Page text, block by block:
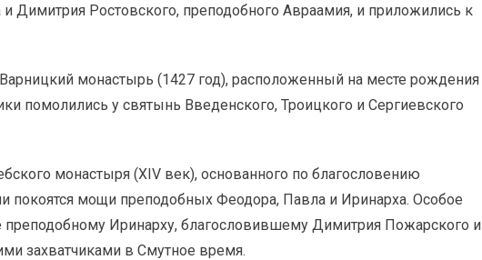
Димитрия Ростовского, преподобного Авраамия, и приложились к
монастырь (1427 год), расположенный на месте рождения
помолились у святынь Введенского, Троицкого и Сергиевского
монастыря (XIV век), основанного по благословению
покоятся мощи преподобных Феодора, Павла и Иринарха. Особое
Иринарху, благословившему Димитрия Пожарского и
захватчиками в Смутное время.